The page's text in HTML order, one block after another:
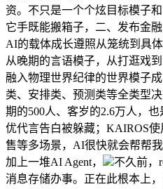
资。不只是一个个炫目标模子
它手既能搬箱子，二、发布金
AI的载体成长遵照从笼统到具
从晚期的言语模子，从打逛戏
融入物理世界纪律的世界模子
类、安排类、预测类等全类型
期的500人、客岁的2.6万人，
优代言告白被躲藏；KAIROS
售等多场景，AI很快就会帮帮
加上一堆AI Agent，
不久前，
消息存储办事。正在此根本上